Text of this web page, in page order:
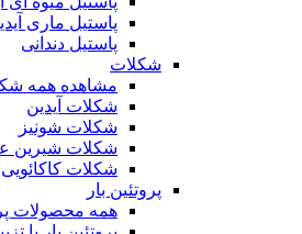
پاستیل ماری
پاستیل دندانی
شکلات
مشاهده همه
شکلات آیدین
شکلات شونیز
شکلات شیرین
شکلات کاکائویی
پروتئین بار
همه محصولات